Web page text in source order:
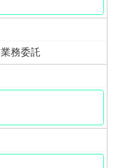
業務委託